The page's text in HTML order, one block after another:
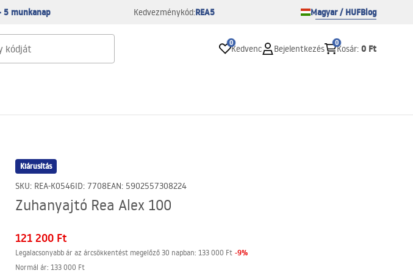
5 munkanap Kedvezménykód:REA5 Magyar / HUFBlog
0
Kedvenc Bejelentkezés
0
Kosár: 0 Ft
Kiárusítás
SKU: REA-K0546ID: 7708EAN: 5902557308224
Zuhanyajtó Rea Alex 100
121 200 Ft
Legalacsonyabb ár az árcsökkentést megelőző 30 napban: 133 000 Ft -9%
Normál ár: 133 000 Ft